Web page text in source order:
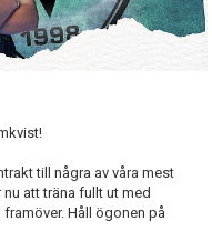
till några av våra mest
att träna fullt ut med
Håll ögonen på